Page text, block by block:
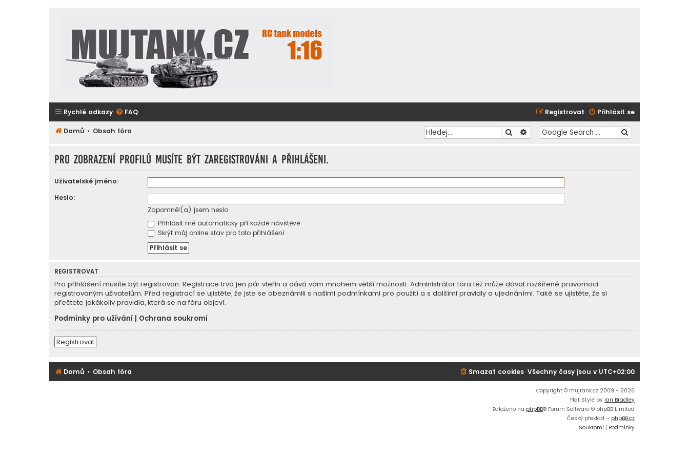
Rychlé odkazy FAQ Přihlásit se
Registrovat
Domů Obsah fóra Hledat Pokročilé hledání
Pro zobrazení profilů musíte být zaregistrováni a přihlášeni.
Uživatelské jméno:
Heslo:
Zapomněl(a) jsem heslo
Přihlásit mě automaticky při každé návštěvě
Skrýt můj online stav pro toto přihlášení
REGISTROVAT
Pro přihlášení musíte být registrován. Registrace trvá jen pár vteřin a dává vám mnohem větší možnosti. Administrátor fóra též může dávat rozšířené pravomoci
registrovaným uživatelům. Před registrací se ujistěte, že jste se obeznámili s našimi podmínkami pro použití a s dalšími pravidly a ujednáními. Také se ujistěte, že si
přečtete jakákoliv pravidla, která se na fóru objeví.
Podmínky pro užívání
Ochrana soukromí
Registrovat
Domů Obsah fóra Všechny časy jsou v UTC+02:00
Smazat cookies
Copyright © mujtank.cz 2009 - 2026
Flat Style by Ian Bradley
Založeno na phpBB® Forum Software © phpBB Limited
Český překlad – phpBB.cz
Soukromí | Podmínky